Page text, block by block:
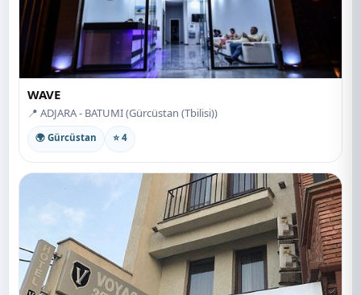
WAVE
📍 ADJARA - BATUMI (Gürcüstan (Tbilisi))
🌍 Gürcüstan ⭐ 4